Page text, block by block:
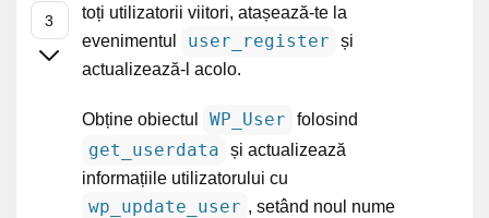
toți utilizatorii viitori, atașează-te la
evenimentul
user_register
și
actualizează-l acolo.
Obține obiectul WP_User folosind
get_userdata
și actualizează
informațiile utilizatorului cu
wp_update_user , setând noul nume